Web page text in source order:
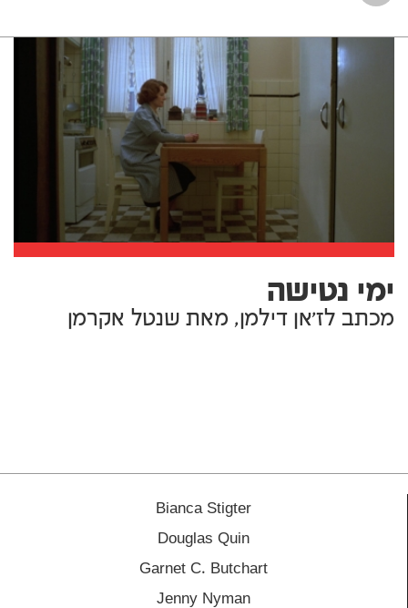
ימי נטישה
מכתב לז'אן דילמן, מאת שנטל אקרמן
Bianca Stigter
Douglas Quin
Garnet C. Butchart
Jenny Nyman